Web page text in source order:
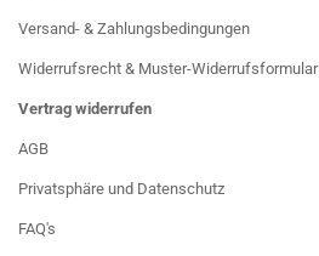
Versand- & Zahlungsbedingungen
Widerrufsrecht & Muster-Widerrufsformular
Vertrag widerrufen
AGB
Privatsphäre und Datenschutz
FAQ's